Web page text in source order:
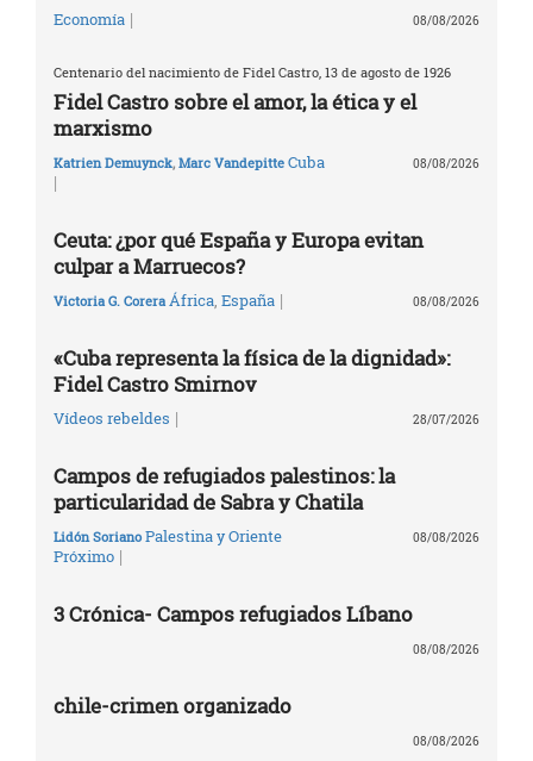
Economía | 08/08/2026
Centenario del nacimiento de Fidel Castro, 13 de agosto de 1926
Fidel Castro sobre el amor, la ética y el
marxismo
Katrien Demuynck, Marc Vandepitte Cuba
|
08/08/2026
Ceuta: ¿por qué España y Europa evitan
culpar a Marruecos?
Victoria G. Corera África, España | 08/08/2026
«Cuba representa la física de la dignidad»:
Fidel Castro Smirnov
Vídeos rebeldes | 28/07/2026
Campos de refugiados palestinos: la
particularidad de Sabra y Chatila
Lidón Soriano Palestina y Oriente
Próximo |
08/08/2026
3 Crónica- Campos refugiados Líbano
08/08/2026
chile-crimen organizado
08/08/2026